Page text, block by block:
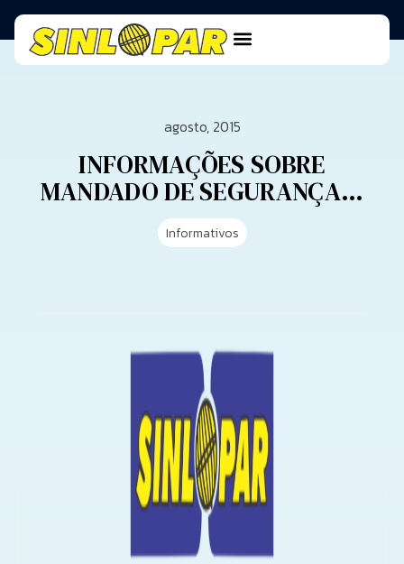
agosto, 2015
INFORMAÇÕES SOBRE
MANDADO DE SEGURANÇA…
Informativos